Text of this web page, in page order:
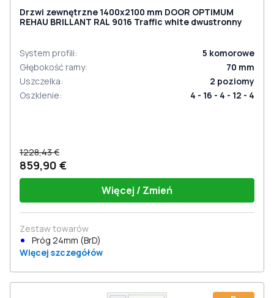
Drzwi zewnętrzne 1400x2100 mm DOOR OPTIMUM
REHAU BRILLANT RAL 9016 Traffic white dwustronny
System profili: 5 komorowe
Głębokość ramy: 70 mm
Uszczelka: 2 poziomy
Oszklenie: 4 - 16 - 4 - 12 - 4
1228,43 €
859,90 €
Więcej / Zmień
Zestaw towarów
Próg 24mm (BrD)
Więcej szczegółów